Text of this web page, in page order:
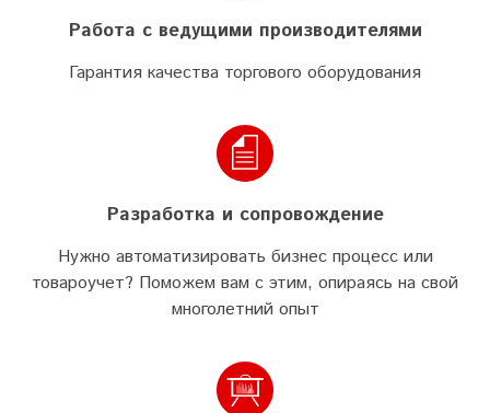
Работа с ведущими производителями
Гарантия качества торгового оборудования
Разработка и сопровождение
Нужно автоматизировать бизнес процесс или
товароучет? Поможем вам с этим, опираясь на свой
многолетний опыт